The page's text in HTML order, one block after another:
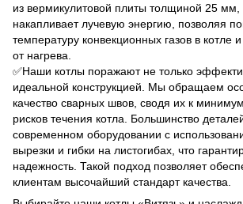
из вермикулитовой плиты толщиной 25 мм,
накапливает лучевую энергию, позволяя
температуру конвекционных газов в котле
от нагрева.
✅Наши котлы поражают не только
идеальной конструкцией. Мы обращаем
качество сварных швов, сводя их к
рисков течения котла. Большинство
современном оборудовании с
вырезки и гибки на листогибах, что
надежность. Такой подход позволяет
клиентам высочайший стандарт качества.